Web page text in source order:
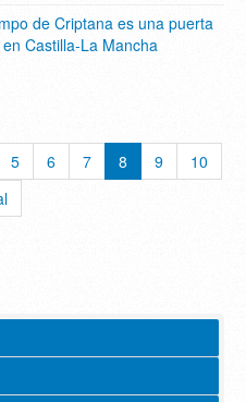
de Criptana es una puerta
Castilla-La Mancha
5 6 7 8 9
10